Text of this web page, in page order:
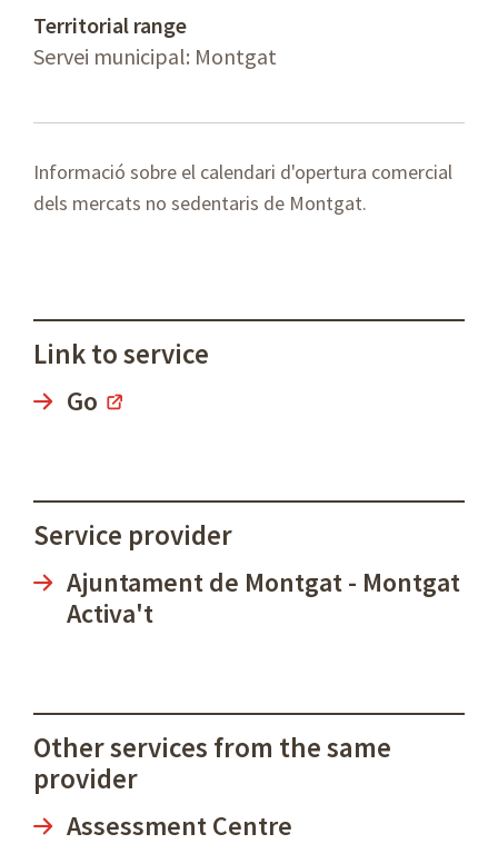
Territorial range
Servei municipal: Montgat
Informació sobre el calendari d'opertura comercial
dels mercats no sedentaris de Montgat.
Link to service
Go
Service provider
Ajuntament de Montgat - Montgat
Activa't
Other services from the same
provider
Assessment Centre